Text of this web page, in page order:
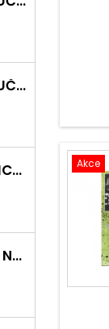
GOLDON OZVUČNÁ DŘÍVKA 15 X 150MM
GOLDON - CHICKEN SHAKER
PROLINE OBAL NA AKUSTICKOU KYTARU S 5 MM POLSTROVÁNÍM
Akce